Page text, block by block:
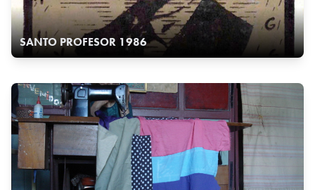
SANTO PROFESOR 1986